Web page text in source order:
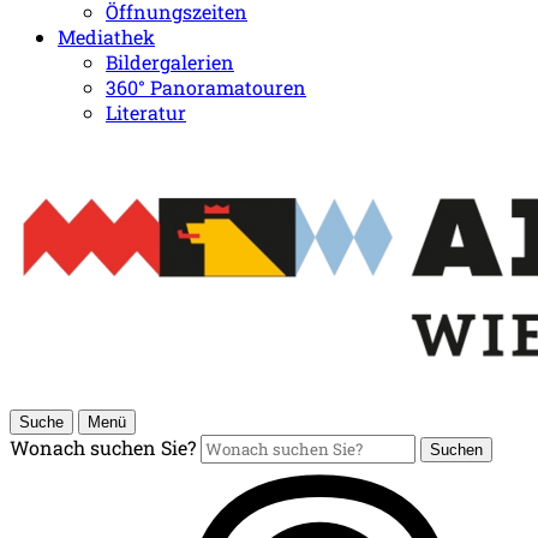
Öffnungszeiten
Mediathek
Bildergalerien
360° Panoramatouren
Literatur
Suche Menü
Wonach suchen Sie? Suchen